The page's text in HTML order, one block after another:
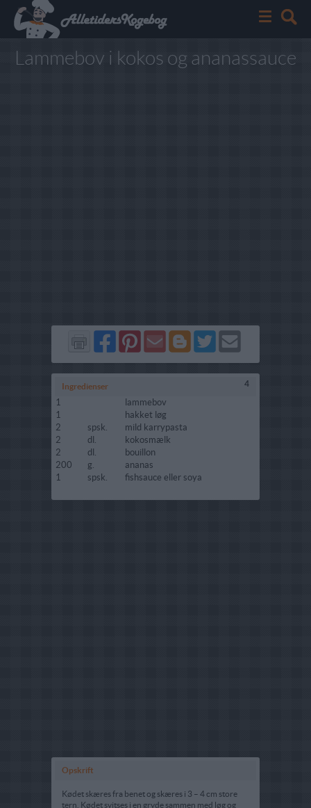
Lammebov i kokos og ananassauce
Del
på
Facebook
Del
på
Pinterest
Send
via
GMail
Del
på
Blogger
Del
på
Twitter
Send
Ingredienser 4
1
lammebov
1
hakket løg
2
spsk.
mild karrypasta
2
dl.
kokosmælk
2
dl.
bouillon
200
g.
ananas
1
spsk. fishsauce eller soya
Opskrift
Kødet skæres fra benet og skæres i 3 – 4 cm store
tern. Kødet svitses i en gryde sammen med løg og